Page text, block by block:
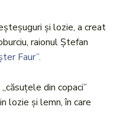
și lozie, a creat
raionul Ștefan
Faur”.
din copaci”
lozie și lemn, în care